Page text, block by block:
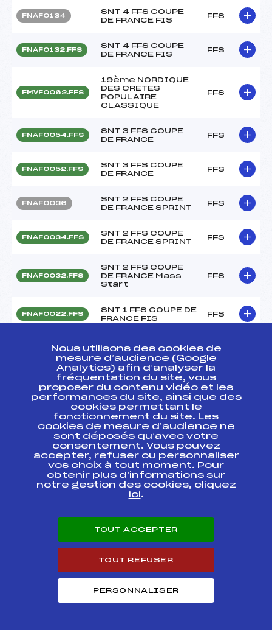
FNAF0134
SNT 4 FFS COUPE
DE FRANCE FIS
FFS
FNAF0132.FFS
SNT 4 FFS COUPE
DE FRANCE FIS
FFS
FMVF0062.FFS
19ème NORDIQUE
DES CRETES
POPULAIRE
CLASSIQUE
FFS
FNAF0054.FFS
SNT 3 FFS COUPE
DE FRANCE
FFS
FNAF0052.FFS
SNT 3 FFS COUPE
DE FRANCE
FFS
FNAF0036
SNT 2 FFS COUPE
DE FRANCE SPRINT
FFS
FNAF0034.FFS
SNT 2 FFS COUPE
DE FRANCE SPRINT
FFS
FNAF0032.FFS
SNT 2 FFS COUPE
DE FRANCE Mass
Start
FFS
FNAF0022.FFS
SNT 1 FFS COUPE DE
FRANCE FIS
FFS
FNAF0015.FFS
KO-QLF – SNT 1 FFS
COUPE DE FRANCE
FIS
FFS
FNAF0017
KO Final- SNT 1 FFS
COUPE DE FRANCE
FIS
FFS
FNAF0012.FFS
FS 10/11 – SNT 1 FFS
COUPE DE FRANCE
FIS
FFS
FIS0294.FFS FIS U20 FFS
FIS0291
FINAL
FFS
Circuits Nordique 2022
Nous utilisons des cookies de
mesure d’audience (Google
Analytics) afin d’analyser la
fréquentation du site, vous
proposer du contenu vidéo et les
performances du site, ainsi que des
cookies permettant le
fonctionnement du site. Les
cookies de mesure d’audience ne
sont déposés qu’avec votre
consentement. Vous pouvez
accepter, refuser ou personnaliser
vos choix à tout moment. Pour
obtenir plus d'informations sur
notre gestion des cookies, cliquez
ici.
TOUT ACCEPTER
TOUT REFUSER
PERSONNALISER